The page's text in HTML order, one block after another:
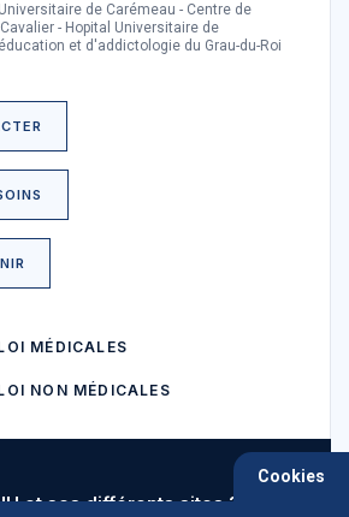
de Carémeau - Centre de
- Hopital Universitaire de
et d'addictologie du Grau-du-Roi
MÉDICALES
NON MÉDICALES
et ses différents sites ?
Cookies